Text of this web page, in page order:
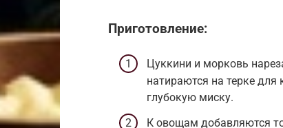
Приготовление:
Цуккини и морковь
натираются на терке
глубокую миску.
К овощам добавляются